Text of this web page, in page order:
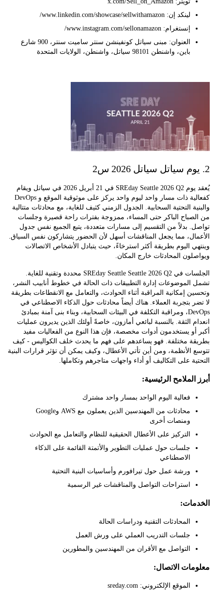
لينكد إن: www.linkedin.com/showcase/sellwithamazon/
إنستغرام: www.instagram.com/sellonamazon/
العنوان: مبنى سياتل كونفينشن سنتر ساميت سنتر، 900 شارع
باين، واشنطن 98101 سياتل، واشنطن، الولايات المتحدة
يُعقد يوم SREday Seattle 2026 Q2 في 21 أبريل 2026 في سياتل ويقام
كفعالية ذات مسار واحد ليوم واحد يركز على موثوقية الموقع و DevOps
التحتية السحابية. الجدول الزمني كثيف للغاية، مع محادثات متتالية
الباكر حتى المساء، ممزوجة بفترات راحة قصيرة وجلسات
بدلاً من التقسيم إلى مسارات متعددة، يتبع الجميع نفس جدول
مما يجعل المناقشات أسهل لأن الحضور يتشاركون نفس السياق.
اليوم بطريقة أكثر استرخاءً، حيث يتبادل الأشخاص الاتصالات
المحادثات خارج المكان.
الجلسات في SREday Seattle Seattle 2026 Q2 محددة وتقنية للغاية.
إدارة التطبيقات ذات الحالة في خطوط أنابيب النشر،
إمكانية المراقبة أثناء الحوادث، والتعامل مع الانقطاعات بطريقة
بتجربة العملاء. هناك أيضاً محادثات حول الذكاء الاصطناعي في
DevOps، ومراقبة التكلفة في البيئات السحابية، وبناء بنى آمنة بمبادئ
الثقة. بالنسبة لبائعي أمازون، خاصةً أولئك الذين يديرون عمليات
يستخدمون أدوات مخصصة، فإن هذا النوع من الفعاليات مفيد
مختلفة. فهو يساعدهم على فهم ما يحدث خلف الكواليس - كيف
الأنظمة، ومن أين تأتي الأعطال، وكيف يمكن أن تؤثر قرارات البنية
على التكاليف أو أداء واجهات متاجرهم وتكاملها.
الرئيسية:
فعالية اليوم الواحد بمسار واحد مشترك
محادثات من المهندسين الذين يعملون مع AWS وGoogle
ومنصات أخرى
التركيز على الأعطال الحقيقية للنظام والتعامل مع الحوادث
جلسات حول عمليات التطوير والأتمتة القائمة على الذكاء
الاصطناعي
ورشة عمل حول تيرافورم وأساسيات البنية التحتية
استراحات التواصل والمناقشات غير الرسمية
المحادثات التقنية ودراسات الحالة
جلسات التدريب العملي على ورش العمل
التواصل مع الأقران من المهندسين والمطورين
الاتصال:
الموقع الإلكتروني: sreday.com